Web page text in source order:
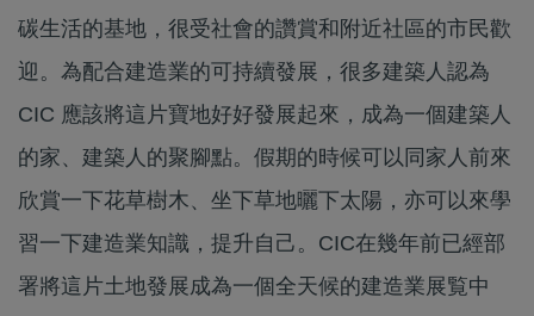
碳生活的基地，很受社會的讚賞和附近社區的市民歡
迎。為配合建造業的可持續發展，很多建築人認為
CIC 應該將這片寶地好好發展起來，成為一個建築人
的家、建築人的聚腳點。假期的時候可以同家人前來
欣賞一下花草樹木、坐下草地曬下太陽，亦可以來學
習一下建造業知識，提升自己。CIC在幾年前已經部
署將這片土地發展成為一個全天候的建造業展覧中